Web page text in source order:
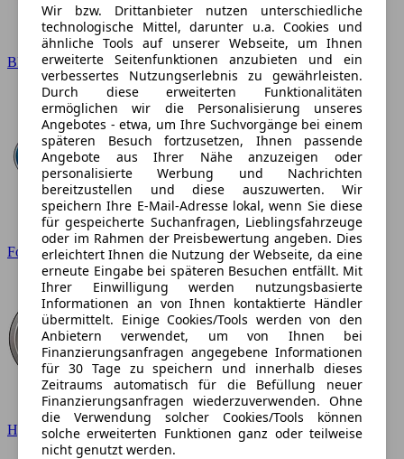
BMW
Ford
Hyundai
Wir bzw. Drittanbieter nutzen unterschiedliche
technologische Mittel, darunter u.a. Cookies und
ähnliche Tools auf unserer Webseite, um Ihnen
erweiterte Seitenfunktionen anzubieten und ein
verbessertes Nutzungserlebnis zu gewährleisten.
Durch diese erweiterten Funktionalitäten
ermöglichen wir die Personalisierung unseres
Angebotes - etwa, um Ihre Suchvorgänge bei einem
späteren Besuch fortzusetzen, Ihnen passende
Angebote aus Ihrer Nähe anzuzeigen oder
personalisierte Werbung und Nachrichten
bereitzustellen und diese auszuwerten. Wir
speichern Ihre E-Mail-Adresse lokal, wenn Sie diese
für gespeicherte Suchanfragen, Lieblingsfahrzeuge
oder im Rahmen der Preisbewertung angeben. Dies
erleichtert Ihnen die Nutzung der Webseite, da eine
erneute Eingabe bei späteren Besuchen entfällt. Mit
Ihrer Einwilligung werden nutzungsbasierte
Informationen an von Ihnen kontaktierte Händler
übermittelt. Einige Cookies/Tools werden von den
Anbietern verwendet, um von Ihnen bei
Finanzierungsanfragen angegebene Informationen
für 30 Tage zu speichern und innerhalb dieses
Zeitraums automatisch für die Befüllung neuer
Finanzierungsanfragen wiederzuverwenden. Ohne
die Verwendung solcher Cookies/Tools können
solche erweiterten Funktionen ganz oder teilweise
nicht genutzt werden.